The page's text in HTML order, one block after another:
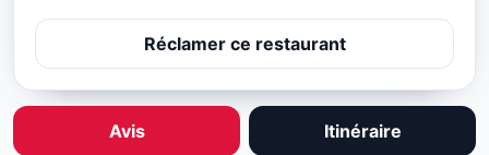
Réclamer ce restaurant
Avis Itinéraire